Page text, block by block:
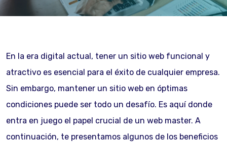
En la era digital actual, tener un sitio web funcional y
atractivo es esencial para el éxito de cualquier empresa.
Sin embargo, mantener un sitio web en óptimas
condiciones puede ser todo un desafío. Es aquí donde
entra en juego el papel crucial de un web master. A
continuación, te presentamos algunos de los beneficios